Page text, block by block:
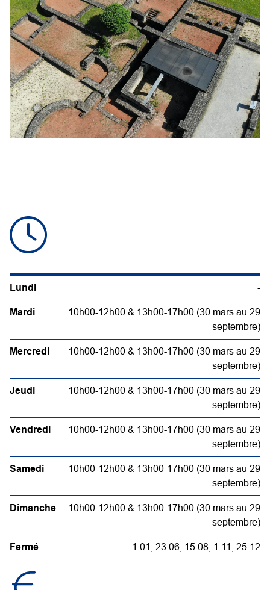
Lundi -
Mardi
10h00-12h00 & 13h00-17h00 (30 mars au 29
septembre)
Mercredi
10h00-12h00 & 13h00-17h00 (30 mars au 29
septembre)
Jeudi
10h00-12h00 & 13h00-17h00 (30 mars au 29
septembre)
Vendredi
10h00-12h00 & 13h00-17h00 (30 mars au 29
septembre)
Samedi
10h00-12h00 & 13h00-17h00 (30 mars au 29
septembre)
Dimanche
10h00-12h00 & 13h00-17h00 (30 mars au 29
septembre)
Fermé 1.01, 23.06, 15.08, 1.11, 25.12